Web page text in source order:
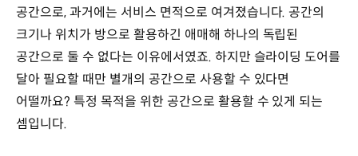
공간으로, 과거에는 서비스 면적으로 여겨졌습니다. 공간의
크기나 위치가 방으로 활용하긴 애매해 하나의 독립된
공간으로 둘 수 없다는 이유에서였죠. 하지만 슬라이딩 도어를
달아 필요할 때만 별개의 공간으로 사용할 수 있다면
어떨까요? 특정 목적을 위한 공간으로 활용할 수 있게 되는
셈입니다.